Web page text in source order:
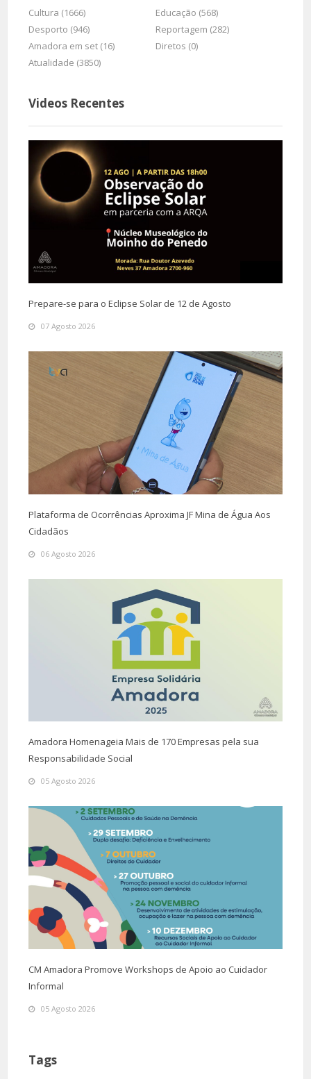
Cultura (1666)
Educação (568)
Desporto (946)
Reportagem (282)
Amadora em set (16)
Diretos (0)
Atualidade (3850)
Videos Recentes
Prepare-se para o Eclipse Solar de 12 de Agosto
07 Agosto 2026
Plataforma de Ocorrências Aproxima JF Mina de Água Aos
Cidadãos
06 Agosto 2026
Amadora Homenageia Mais de 170 Empresas pela sua
Responsabilidade Social
05 Agosto 2026
CM Amadora Promove Workshops de Apoio ao Cuidador
Informal
05 Agosto 2026
Tags